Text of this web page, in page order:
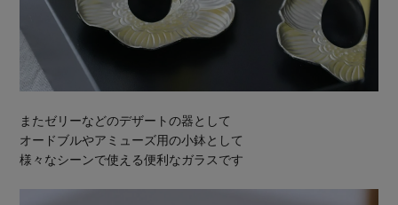
またゼリーなどのデザートの器として
オードブルやアミューズ用の小鉢として
様々なシーンで使える便利なガラスです